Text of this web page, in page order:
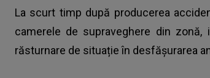
La scurt timp după producerea
camerele de supraveghere din
răsturnare de situație în desfășurarea